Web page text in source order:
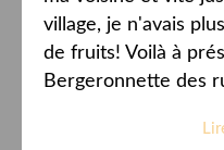
village, je n'avais
de fruits! Voilà à
Bergeronnette des